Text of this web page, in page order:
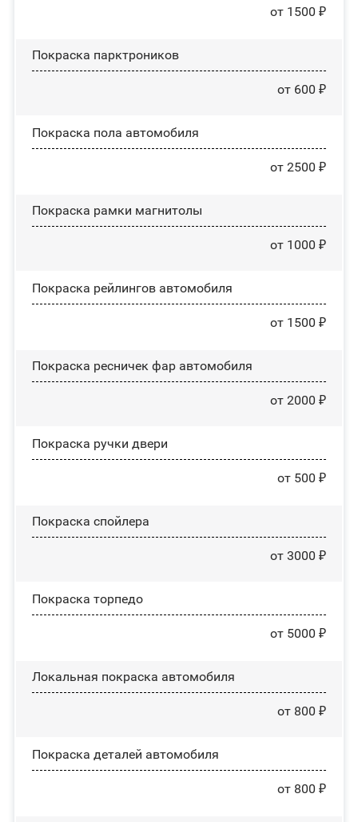
от 1500 ₽
Покраска парктроников
от 600 ₽
Покраска пола автомобиля
от 2500 ₽
Покраска рамки магнитолы
от 1000 ₽
Покраска рейлингов автомобиля
от 1500 ₽
Покраска ресничек фар автомобиля
от 2000 ₽
Покраска ручки двери
от 500 ₽
Покраска спойлера
от 3000 ₽
Покраска торпедо
от 5000 ₽
Локальная покраска автомобиля
от 800 ₽
Покраска деталей автомобиля
от 800 ₽